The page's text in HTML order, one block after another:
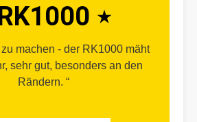
machen - der RK1000 mäht
sehr gut, besonders an den
Rändern.